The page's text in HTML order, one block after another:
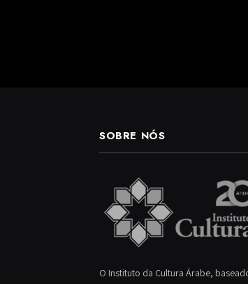
SOBRE NÓS
O Instituto da Cultura Árabe,